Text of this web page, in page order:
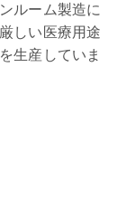
ルーム製造に
しい医療用途
生産していま